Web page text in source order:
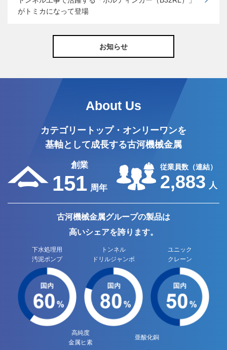
がトミカになって登場
お知らせ
About Us
カテゴリートップ・オンリーワンを
基軸として成長する古河機械金属
創業
151 周年
従業員数（連結）
2,883 人
古河機械金属グループの製品は
高いシェアを誇ります。
下水処理用
汚泥ポンプ
トンネル
ドリルジャンボ
ユニック
クレーン
高純度
金属ヒ素
亜酸化銅